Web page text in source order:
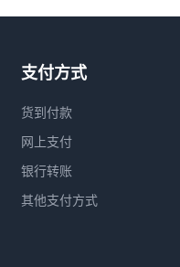
支付方式
货到付款
网上支付
银行转账
其他支付方式